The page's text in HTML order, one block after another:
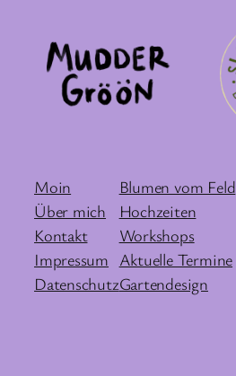
Moin
Über mich
Kontakt
Impressum
Datenschutz
Blumen vom Feld
Hochzeiten
Workshops
Aktuelle Termine
Gartendesign